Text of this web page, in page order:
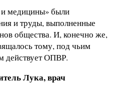
медицины» были
и труды, выполненные
общества. И, конечно же,
тому, под чьим
действует ОПВР.
Лука, врач